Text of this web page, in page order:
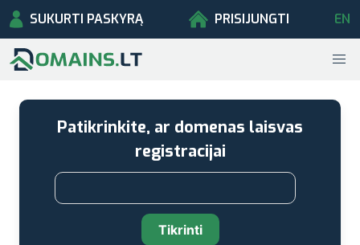
SUKURTI PASKYRĄ PRISIJUNGTI EN
Patikrinkite, ar domenas laisvas
registracijai
Tikrinti